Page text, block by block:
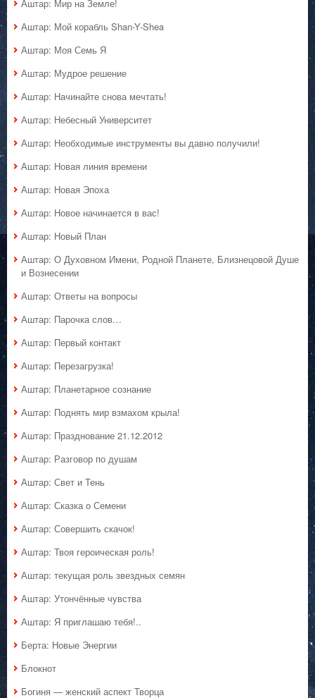
Аштар: Мир на Земле!
Аштар: Мой корабль Shan-Y-Shea
Аштар: Моя Семь Я
Аштар: Мудрое решение
Аштар: Начинайте снова мечтать!
Аштар: Небесный Университет
Аштар: Необходимые инструменты вы давно получили!
Аштар: Новая линия времени
Аштар: Новая Эпоха
Аштар: Новое начинается в вас!
Аштар: Новый План
Аштар: О Духовном Имени, Родной Планете, Близнецовой Душе
и Вознесении
Аштар: Ответы на вопросы
Аштар: Парочка слов…
Аштар: Первый контакт
Аштар: Перезагрузка!
Аштар: Планетарное сознание
Аштар: Поднять мир взмахом крыла!
Аштар: Празднование 21.12.2012
Аштар: Разговор по душам
Аштар: Свет и Тень
Аштар: Сказка о Семени
Аштар: Совершить скачок!
Аштар: Твоя героическая роль!
Аштар: текущая роль звездных семян
Аштар: Утончённые чувства
Аштар: Я приглашаю тебя!..
Берта: Новые Энергии
Блокнот
Богиня — женский аспект Творца